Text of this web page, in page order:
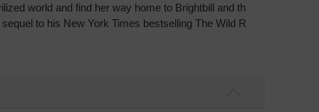
world and find her way home to Brightbill and th
to his New York Times bestselling The Wild R